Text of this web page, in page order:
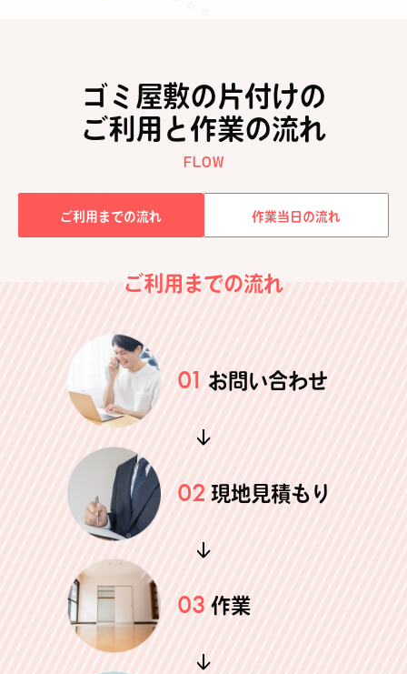
ゴミ屋敷の片付けの
ご利用と作業の流れ
FLOW
ご利用までの流れ 作業当日の流れ
ご利用までの流れ
01 お問い合わせ
02 現地見積もり
03 作業